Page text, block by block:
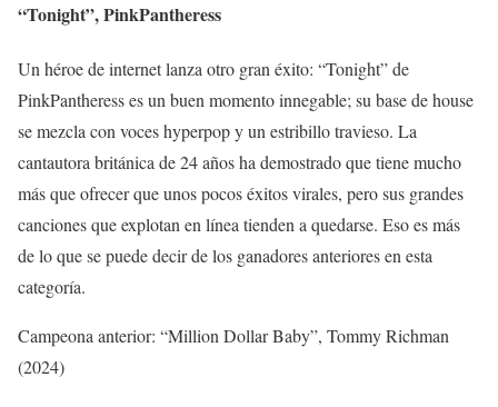
“Tonight”, PinkPantheress
Un héroe de internet lanza otro gran éxito: “Tonight” de
PinkPantheress es un buen momento innegable; su base de house
se mezcla con voces hyperpop y un estribillo travieso. La
cantautora británica de 24 años ha demostrado que tiene mucho
más que ofrecer que unos pocos éxitos virales, pero sus grandes
canciones que explotan en línea tienden a quedarse. Eso es más
de lo que se puede decir de los ganadores anteriores en esta
categoría.
Campeona anterior: “Million Dollar Baby”, Tommy Richman
(2024)